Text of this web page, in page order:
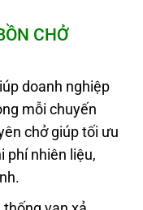
CHỞ
doanh nghiệp
mỗi chuyến
chở giúp tối ưu
phí nhiên liệu,